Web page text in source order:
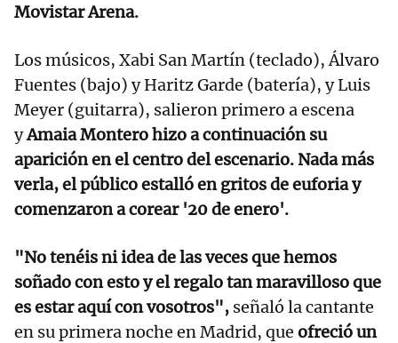
Movistar Arena.
Los músicos, Xabi San Martín (teclado), Álvaro
Fuentes (bajo) y Haritz Garde (batería), y Luis
Meyer (guitarra), salieron primero a escena
yAmaia Montero hizo a continuación su
aparición en el centro del escenario. Nada más
verla, el público estalló en gritos de euforia y
comenzaron a corear '20 de enero'.
"No tenéis ni idea de las veces que hemos
soñado con esto y el regalo tan maravilloso que
es estar aquí con vosotros", señaló la cantante
en su primera noche en Madrid, que ofreció un